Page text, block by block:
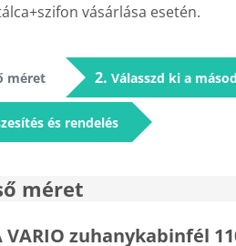
vásárlása esetén.
méret 2 Válasszd ki a
és rendelés
méret
VARIO zuhanykabinfél